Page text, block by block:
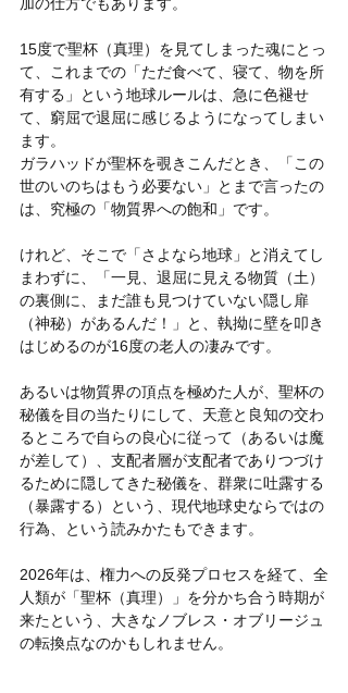
15度で聖杯（真理）を見てしまった魂にとっ
て、これまでの「ただ食べて、寝て、物を所
有する」という地球ルールは、急に色褪せ
て、窮屈で退屈に感じるようになってしまい
ます。
ガラハッドが聖杯を覗きこんだとき、「この
世のいのちはもう必要ない」とまで言ったの
は、究極の「物質界への飽和」です。
けれど、そこで「さよなら地球」と消えてし
まわずに、「一見、退屈に見える物質（土）
の裏側に、まだ誰も見つけていない隠し扉
（神秘）があるんだ！」と、執拗に壁を叩き
はじめるのが16度の老人の凄みです。
あるいは物質界の頂点を極めた人が、聖杯の
秘儀を目の当たりにして、天意と良知の交わ
るところで自らの良心に従って（あるいは魔
が差して）、支配者層が支配者でありつづけ
るために隠してきた秘儀を、群衆に吐露する
（暴露する）という、現代地球史ならではの
行為、という読みかたもできます。
2026年は、権力への反発プロセスを経て、全
人類が「聖杯（真理）」を分かち合う時期が
来たという、大きなノブレス・オブリージュ
の転換点なのかもしれません。